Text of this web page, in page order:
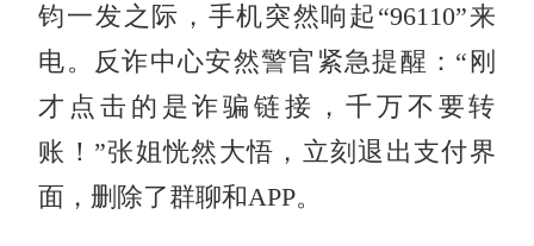
钧一发之际，手机突然响起“96110”来
电。反诈中心安然警官紧急提醒：“刚
才点击的是诈骗链接，千万不要转
账！”张姐恍然大悟，立刻退出支付界
面，删除了群聊和APP。